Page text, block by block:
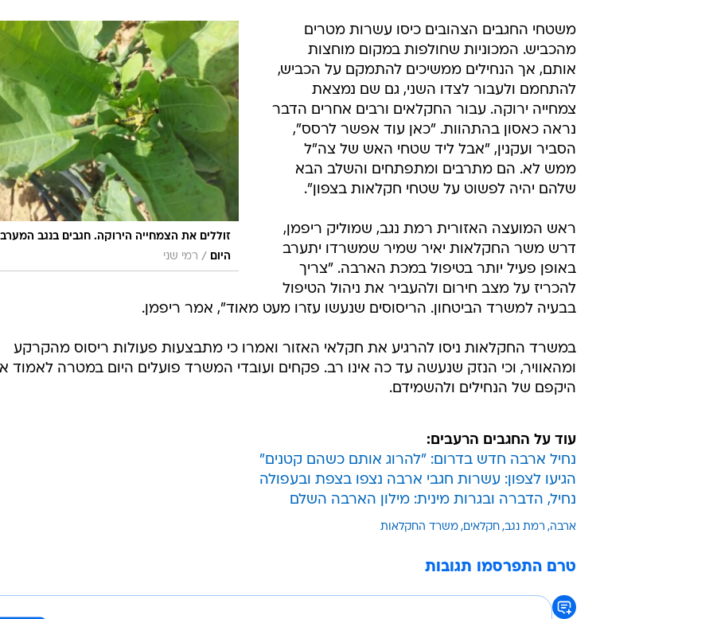
זוללים את הצמחייה הירוקה. חגבים בנגב
היום
/ רמי שני
משטחי החגבים הצהובים כיסו עשרות מטרים
מהכביש. המכוניות שחולפות במקום מוחצות
אותם, אך הנחילים ממשיכים להתמקם על הכביש,
להתחמם ולעבור לצדו השני, גם שם נמצאת
צמחייה ירוקה. עבור החקלאים ורבים אחרים הדבר
נראה כאסון בהתהוות. "כאן עוד אפשר לרסס",
הסביר ועקנין, "אבל ליד שטחי האש של צה"ל
ממש לא. הם מתרבים ומתפתחים והשלב הבא
שלהם יהיה לפשוט על שטחי חקלאות בצפון".
ראש המועצה האזורית רמת נגב, שמוליק ריפמן,
דרש משר החקלאות יאיר שמיר שמשרדו יתערב
באופן פעיל יותר בטיפול במכת הארבה. "צריך
להכריז על מצב חירום ולהעביר את ניהול הטיפול
בבעיה למשרד הביטחון. הריסוסים שנעשו עזרו מעט מאוד", אמר ריפמן.
במשרד החקלאות ניסו להרגיע את חקלאי האזור ואמרו כי מתבצעות פעולות ריסוס מהקרקע
ומהאוויר, וכי הנזק שנעשה עד כה אינו רב. פקחים ועובדי המשרד פועלים היום במטרה לאמוד
היקפם של הנחילים ולהשמידם.
עוד על החגבים הרעבים:
נחיל ארבה חדש בדרום: "להרוג אותם כשהם קטנים"
הגיעו לצפון: עשרות חגבי ארבה נצפו בצפת ובעפולה
נחיל, הדברה ובגרות מינית: מילון הארבה השלם
ארבה רמת נגב חקלאים משרד החקלאות
טרם התפרסמו תגובות